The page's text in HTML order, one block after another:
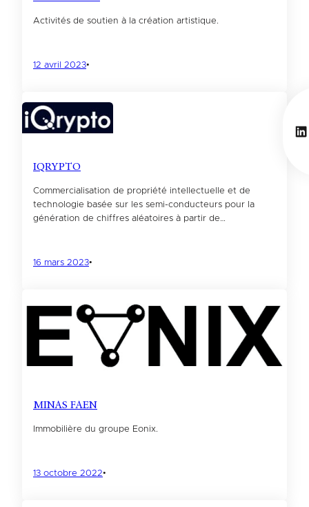
Activités de soutien à la création artistique.
12 avril 2023•
IQRYPTO
Commercialisation de propriété intellectuelle et de
technologie basée sur les semi-conducteurs pour la
génération de chiffres aléatoires à partir de…
16 mars 2023•
MINAS FAEN
Immobilière du groupe Eonix.
13 octobre 2022•